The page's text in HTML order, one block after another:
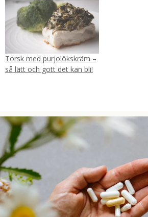
Torsk med purjolökskräm –
så lätt och gott det kan bli!